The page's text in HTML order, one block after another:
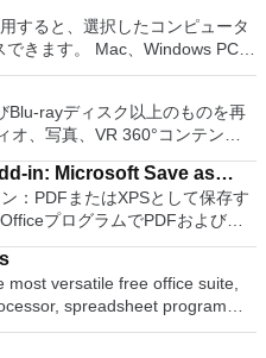
トローラーを使用して、本物の
ュレートできます。このアプリ
らゲームを直接実行することも、
ジとして実行することもできま
ンを1つ
状態」を保存できます。 無制
だけメモリーカードを保存でき、
理カードに制限されなくなりま
ス：PCSX2を使用すると、
プレイできます。 全体とし
トでき、Windowsとエミュレ
ます。欠点は、高速ゲームに苦
ッシュすることです。* PCSX2
ら抽出できるPlaystation 2
ィアを作成する必要がある場
。 低レベルのユーティリティ
ま
BartPE / pebuilder、CentOS、
FreeDOS、Gentoo、
CD、LiveXP、Knoppix、
Registry Editor、
Slackware、Tails、Trinity
Boot CD、Windows XP（SP2
R2、Windows Vista、
ィナ、ダンスク、ドイツ語、英
すると、選択したコンピュータ
きます。 Mac、Windows PC、
どこからでも。 VNC Viewerを
デスクトップを表示したり、コ
いるかのようにマウスとキーボ
バイスでインストーラーを実行
プションで、Windowsでのリ
あります。デスクトッププラッ
ンストールする権限がない場合
を選択する必要があります。
ラウドサービスを介してVNC
ーターに接続します。 Apple
サードパーティ製のVNC互換
ンピューターに直接接続しま
Blu-rayディスク以上のものを再
オ、写真、VR 360°コンテン
にとっても、PowerDVD18は重
HDR TVとサ
能性を解き放ち、360°ビデオ
アクセスで仮想世界に没頭する
の比類のない再生サポートと独
簡単にリラックスできます。
よびHDR10コンテンツをサポー
ーで2.35：1の映画を見る常時
in: Microsoft Save as
：PDFまたはXPSとして保存す
プログラムでPDFおよび
存できます。このツールを使用
サブセットでPDF形式および
イルとして送信することもでき
によって異なります）。 この
ログラムで動作します。
versatile free office suite,
spreadsheet program
these three programs you will
related tasks. WPS